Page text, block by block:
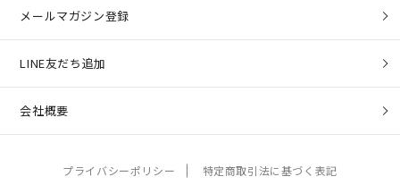
メールマガジン登録
LINE友だち追加
会社概要
プライバシーポリシー 特定商取引法に基づく表記